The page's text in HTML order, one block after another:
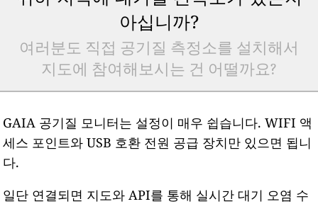
아십니까?
여러분도 직접 공기질 측정소를 설치해서
지도에 참여해보시는 건 어떨까요?
GAIA 공기질 모니터는 설정이 매우 쉽습니다. WIFI 액
세스 포인트와 USB 호환 전원 공급 장치만 있으면 됩니
다.
일단 연결되면 지도와 API를 통해 실시간 대기 오염 수